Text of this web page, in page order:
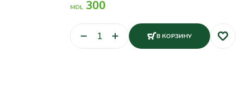
MDL 300
В КОРЗИНУ